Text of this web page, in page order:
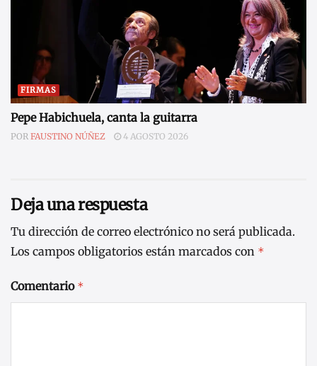
FIRMAS
Pepe Habichuela, canta la guitarra
POR FAUSTINO NÚÑEZ 4 AGOSTO 2026
Deja una respuesta
Tu dirección de correo electrónico no será publicada.
Los campos obligatorios están marcados con *
Comentario *